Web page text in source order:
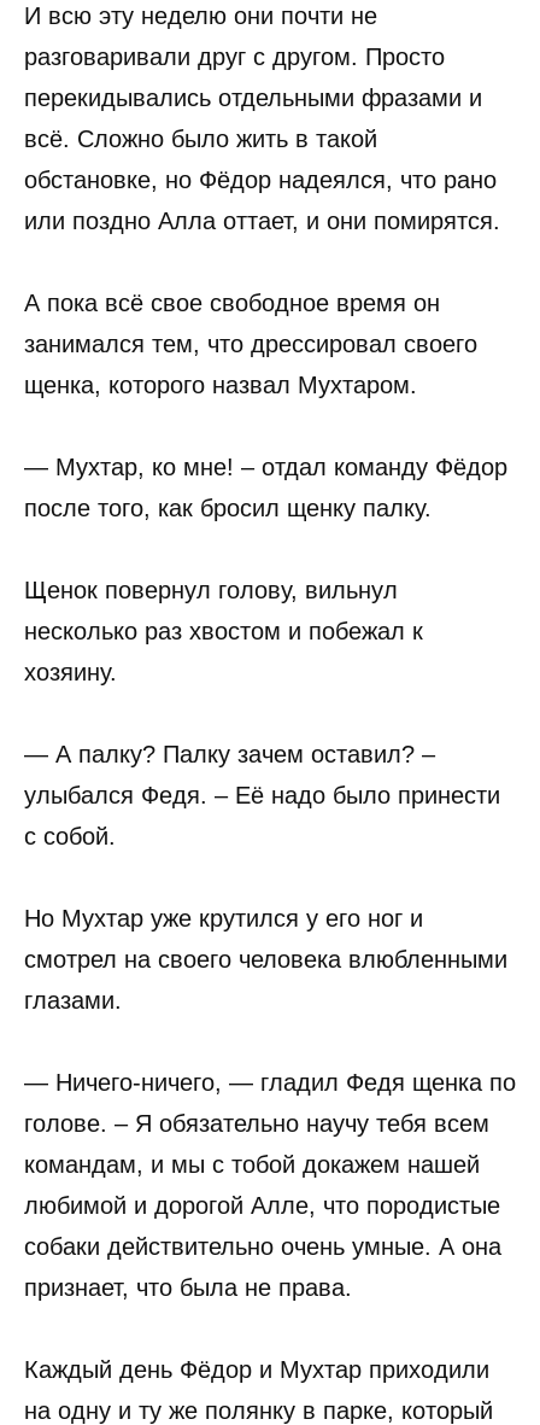
И всю эту неделю они почти не
разговаривали друг с другом. Просто
перекидывались отдельными фразами и
всё. Сложно было жить в такой
обстановке, но Фёдор надеялся, что рано
или поздно Алла оттает, и они помирятся.
А пока всё свое свободное время он
занимался тем, что дрессировал своего
щенка, которого назвал Мухтаром.
— Мухтар, ко мне! – отдал команду Фёдор
после того, как бросил щенку палку.
Щенок повернул голову, вильнул
несколько раз хвостом и побежал к
хозяину.
— А палку? Палку зачем оставил? –
улыбался Федя. – Её надо было принести
с собой.
Но Мухтар уже крутился у его ног и
смотрел на своего человека влюбленными
глазами.
— Ничего-ничего, — гладил Федя щенка по
голове. – Я обязательно научу тебя всем
командам, и мы с тобой докажем нашей
любимой и дорогой Алле, что породистые
собаки действительно очень умные. А она
признает, что была не права.
Каждый день Фёдор и Мухтар приходили
на одну и ту же полянку в парке, который